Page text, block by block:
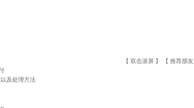
【 双击滚屏 】 【 推荐朋友
及处理方法